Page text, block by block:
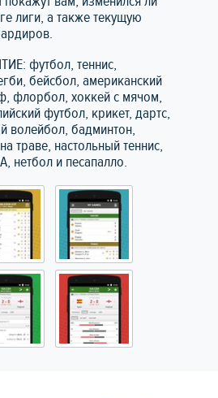
лиги, а также текущую
футбол, теннис,
бейсбол, американский
флорбол, хоккей с мячом,
футбол, крикет, дартс,
волейбол, бадминтон,
траве, настольный теннис,
нетбол и песапалло.